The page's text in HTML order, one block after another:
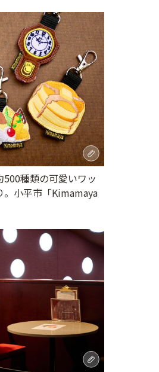
種類の可愛いワッ
。小平市「Kimamaya